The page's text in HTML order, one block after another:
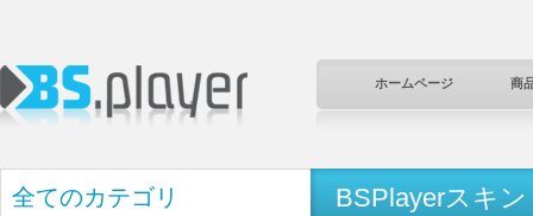
ホームページ 商
全てのカテゴリ BSPlayerスキン